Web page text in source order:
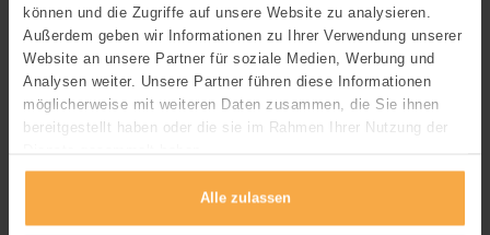
können und die Zugriffe auf unsere Website zu analysieren.
Außerdem geben wir Informationen zu Ihrer Verwendung unserer
Website an unsere Partner für soziale Medien, Werbung und
Analysen weiter. Unsere Partner führen diese Informationen
möglicherweise mit weiteren Daten zusammen, die Sie ihnen
bereitgestellt haben oder die sie im Rahmen Ihrer Nutzung der
Alle zulassen